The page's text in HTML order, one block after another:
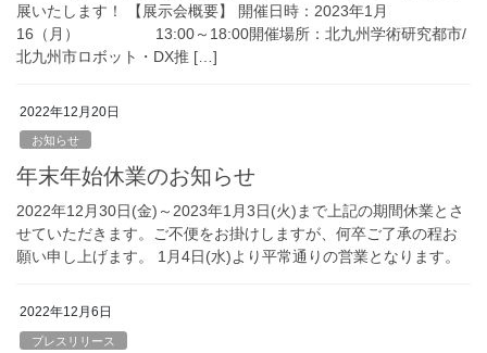
展いたします！ 【展示会概要】 開催日時：2023年1月
16（月） 13:00～18:00開催場所：北九州学術研究都市/
北九州市ロボット・DX推 […]
2022年12月20日
お知らせ
年末年始休業のお知らせ
2022年12月30日(金)～2023年1月3日(火)まで上記の期間休業とさ
せていただきます。ご不便をお掛けしますが、何卒ご了承の程お
願い申し上げます。 1月4日(水)より平常通りの営業となります。
2022年12月6日
プレスリリース